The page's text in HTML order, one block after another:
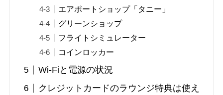
エアポートショップ「タニー」
グリーンショップ
フライトシミュレーター
コインロッカー
Wi-Fiと電源の状況
クレジットカードのラウンジ特典は使え